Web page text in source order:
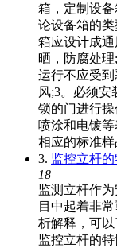
箱，定制设
论设备箱的
箱应设计成
晒，防腐处
运行不应受
风;3。必须
锁的门进行
喷涂和电镀
相应的标准
3. 监控立杆
18
监测立杆作
目中起着非
析解释，可
监控立杆的